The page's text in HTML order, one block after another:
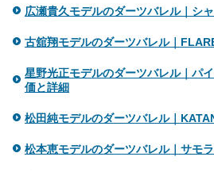
広瀬貴久モデルのダーツバレル｜シ
古舘翔モデルのダーツバレル｜
星野光正モデルのダーツバレル｜パ
価と詳細
松田純モデルのダーツバレル｜
松本恵モデルのダーツバレル｜サモ